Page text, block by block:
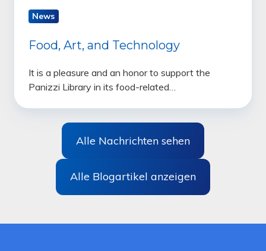
News
Food, Art, and Technology
It is a pleasure and an honor to support the
Panizzi Library in its food-related…
Alle Nachrichten sehen
Alle Blogartikel anzeigen